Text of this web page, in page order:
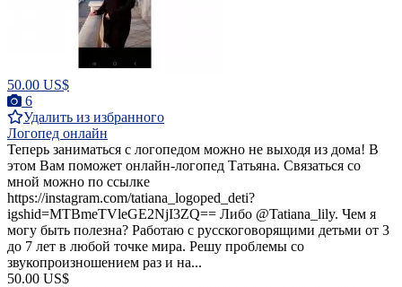
50.00 US$
6
Удалить из избранного
Логопед онлайн
Теперь заниматься с логопедом можно не выходя из дома! В
этом Вам поможет онлайн-логопед Татьяна. Связаться со
мной можно по ссылке
https://instagram.com/tatiana_logoped_deti?
igshid=MTBmeTVleGE2NjI3ZQ== Либо @Tatiana_lily. Чем я
могу быть полезна? Работаю с русскоговорящими детьми от 3
до 7 лет в любой точке мира. Решу проблемы со
звукопроизношением раз и на...
50.00 US$